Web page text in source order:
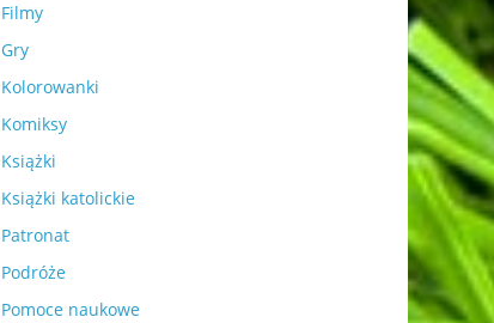
Filmy
Gry
Kolorowanki
Komiksy
Książki
Książki katolickie
Patronat
Podróże
Pomoce naukowe